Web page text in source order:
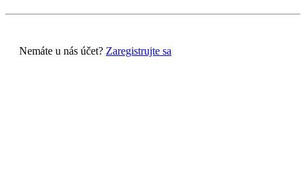
Nemáte u nás účet? Zaregistrujte sa